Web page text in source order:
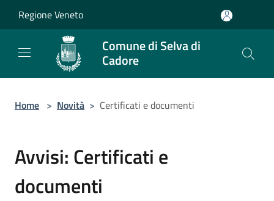
Regione Veneto
Comune di Selva di
Cadore
Home > Novità > Certificati e documenti
Avvisi: Certificati e
documenti